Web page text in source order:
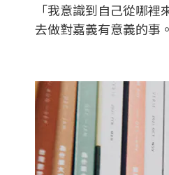
「我意識到自己從哪
去做對嘉義有意義的事